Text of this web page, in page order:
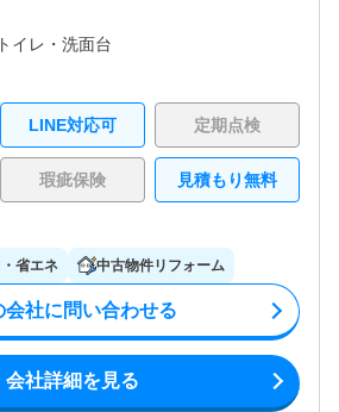
トイレ・ 洗面台
LINE対応可 定期点検
瑕疵保険 見積もり無料
省エネ 中古物件リフォーム
会社に問い合わせる
会社詳細を見る